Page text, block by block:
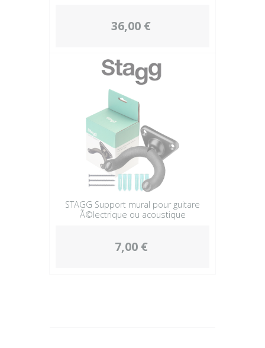
36,00 €
STAGG Support mural pour guitare
Ã©lectrique ou acoustique
7,00 €